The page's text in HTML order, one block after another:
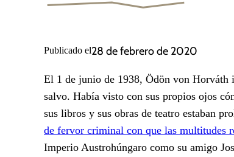
Publicado el28 de febrero de 2020
El 1 de junio de 1938, Ödön von Horváth
salvo. Había visto con sus propios ojos
sus libros y sus obras de teatro estaban
de fervor criminal con que las multitudes
Imperio Austrohúngaro como su amigo